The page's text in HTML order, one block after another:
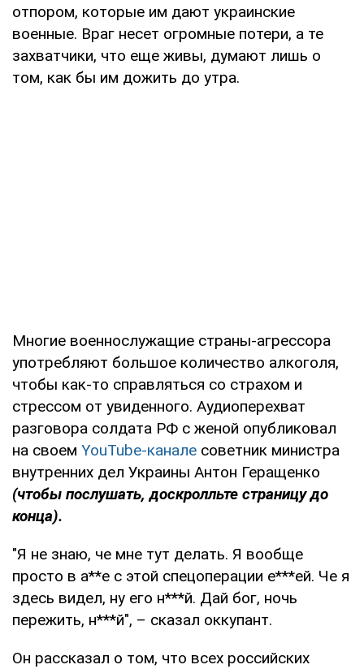
отпором, которые им дают украинские
военные. Враг несет огромные потери, а те
захватчики, что еще живы, думают лишь о
том, как бы им дожить до утра.
Многие военнослужащие страны-агрессора
употребляют большое количество алкоголя,
чтобы как-то справляться со страхом и
стрессом от увиденного. Аудиоперехват
разговора солдата РФ с женой опубликовал
на своем YouTube-канале советник министра
внутренних дел Украины Антон Геращенко
(чтобы послушать, доскролльте страницу до
конца).
"Я не знаю, че мне тут делать. Я вообще
просто в а**е с этой спецоперации е***ей. Че я
здесь видел, ну его н***й. Дай бог, ночь
пережить, н***й", – сказал оккупант.
Он рассказал о том, что всех российских